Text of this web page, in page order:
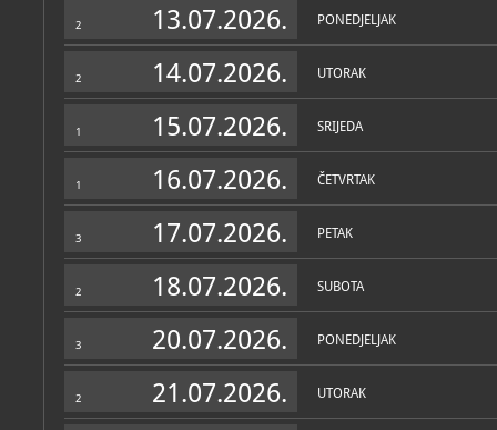
2 13.07.2026. PONEDJELJAK
2 14.07.2026. UTORAK
1 15.07.2026. SRIJEDA
1 16.07.2026. ČETVRTAK
3 17.07.2026. PETAK
2 18.07.2026. SUBOTA
3 20.07.2026. PONEDJELJAK
2 21.07.2026. UTORAK